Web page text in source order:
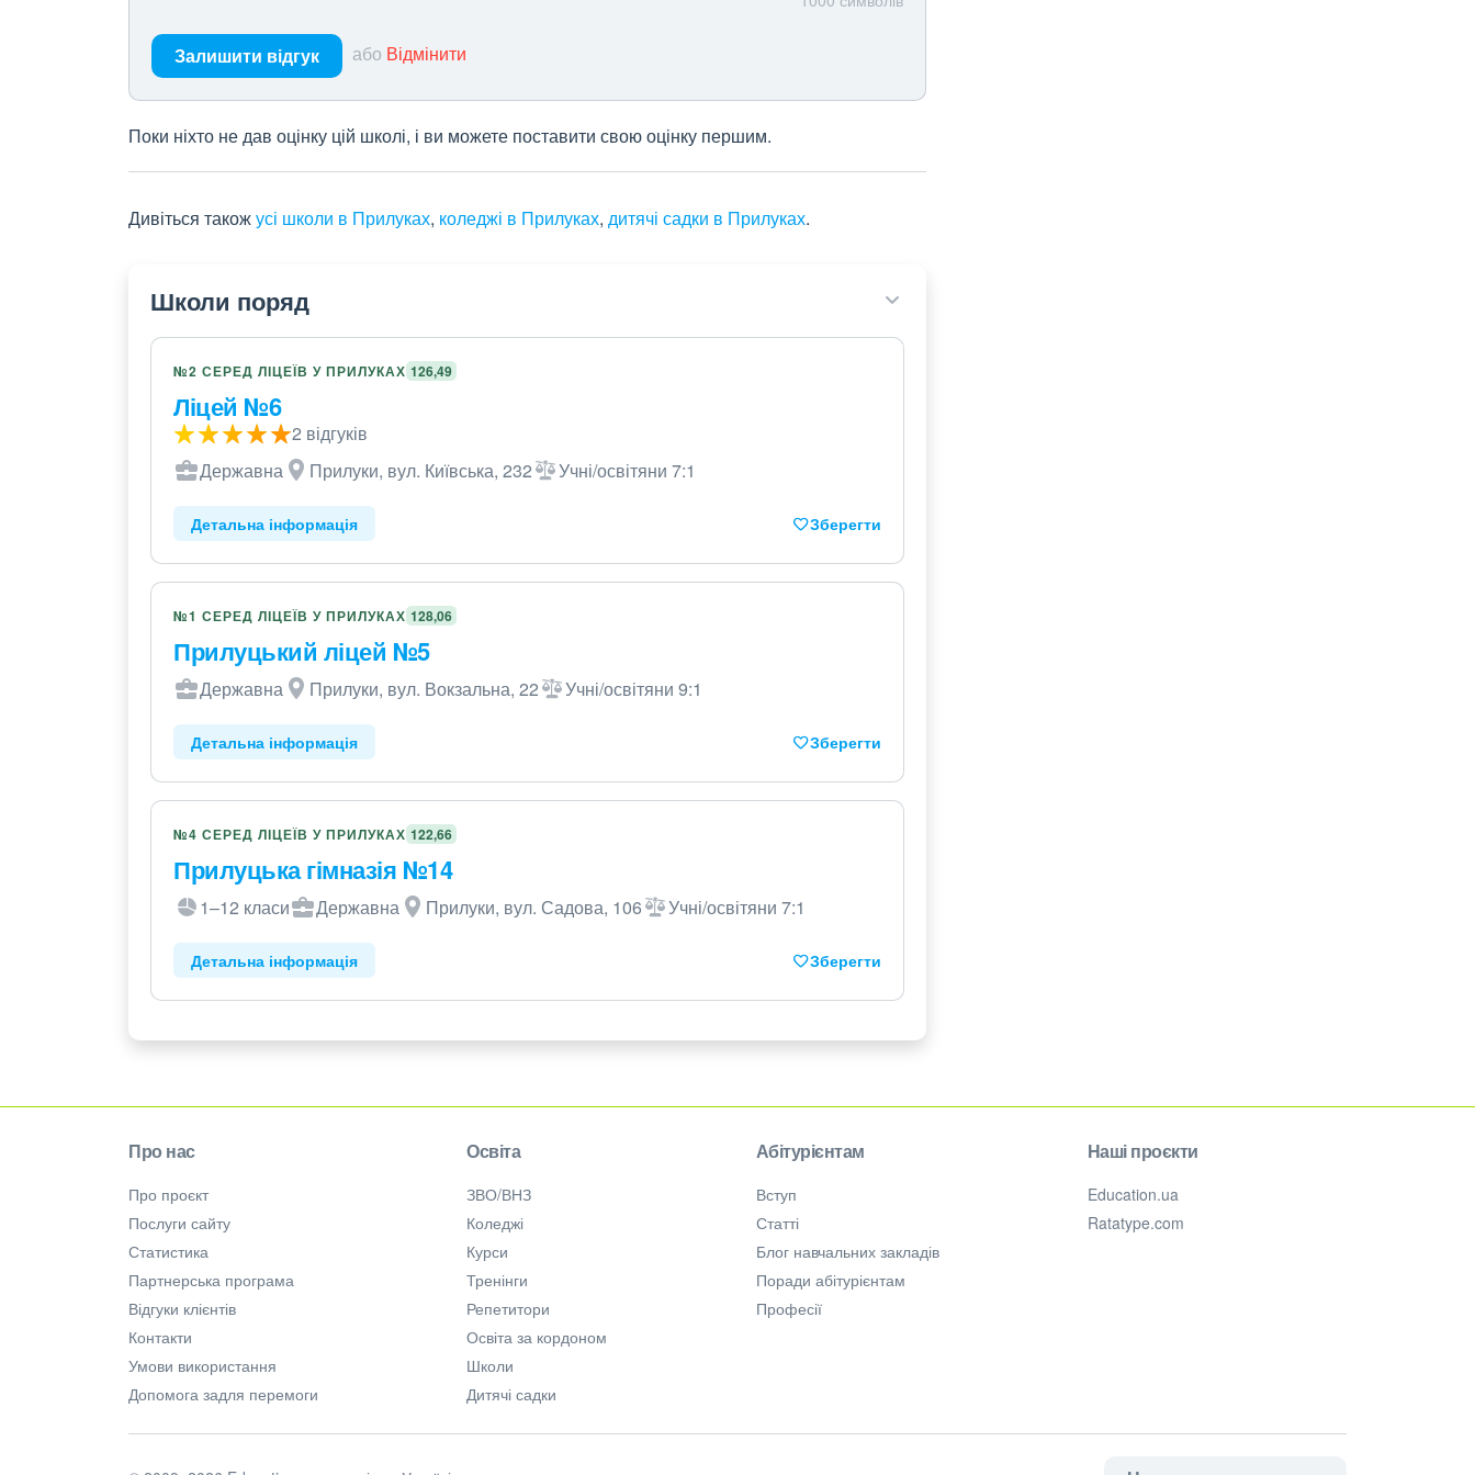
Залишити відгук або Відмінити
Поки ніхто не дав оцінку цій школі, і ви можете поставити свою оцінку першим.
Дивіться такожусі школи в Прилуках, коледжі в Прилуках, дитячі садки в Прилуках.
Школи поряд
№2 СЕРЕД ЛІЦЕЇВ У ПРИЛУКАХ 126,49
Ліцей №6
2 відгуків
Державна
Прилуки, вул. Київська, 232 Учні/освітяни 7:1
Детальна інформація Зберегти
№1 СЕРЕД ЛІЦЕЇВ У ПРИЛУКАХ 128,06
Прилуцький ліцей №5
Державна Прилуки, вул. Вокзальна, 22 Учні/освітяни 9:1
Детальна інформація Зберегти
№4 СЕРЕД ЛІЦЕЇВ У ПРИЛУКАХ 122,66
Прилуцька гімназія №14
1–12 класи Державна Прилуки, вул. Садова, 106 Учні/освітяни 7:1
Детальна інформація Зберегти
Про нас
Про проєкт
Послуги сайту
Статистика
Партнерська програма
Відгуки клієнтів
Контакти
Умови використання
Допомога задля перемоги
Освіта
ЗВО/ВНЗ
Коледжі
Курси
Тренінги
Репетитори
Освіта за кордоном
Школи
Дитячі садки
Абітурієнтам
Вступ
Статті
Блог навчальних закладів
Поради абітурієнтам
Професії
Наші проєкти
Education.ua
Ratatype.com